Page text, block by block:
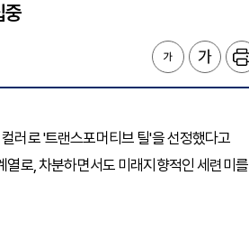
중
러로 '트랜스포머티브 틸'을 선정했다고
열로, 차분하면서도 미래지향적인 세련미를